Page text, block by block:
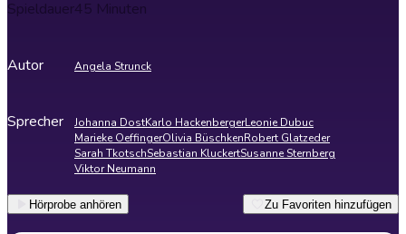
Spieldauer45 Minuten
Autor Angela Strunck
Sprecher Johanna DostKarlo HackenbergerLeonie Dubuc
Marieke OeffingerOlivia BüschkenRobert Glatzeder
Sarah TkotschSebastian KluckertSusanne Sternberg
Viktor Neumann
Hörprobe anhören Zu Favoriten hinzufügen